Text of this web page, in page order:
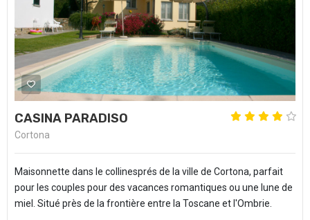
CASINA PARADISO
Cortona
Maisonnette dans le collinesprés de la ville de Cortona, parfait
pour les couples pour des vacances romantiques ou une lune de
miel. Situé près de la frontière entre la Toscane et l'Ombrie.